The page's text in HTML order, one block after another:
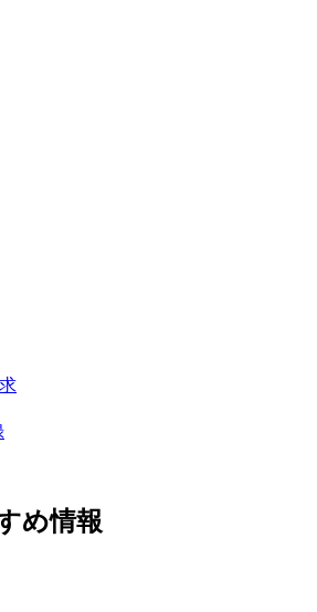
め情報